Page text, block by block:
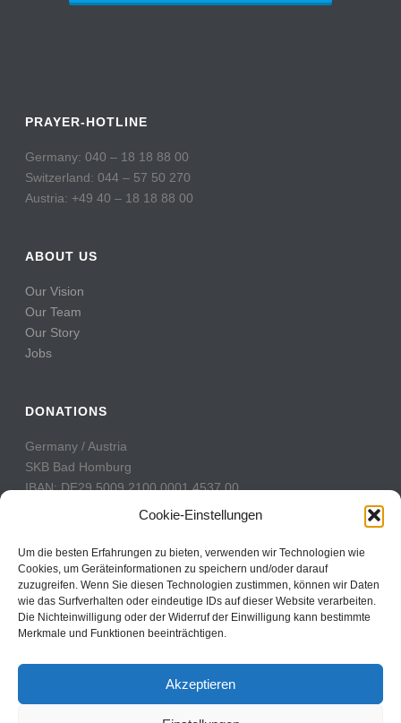
Cookie-Einstellungen
Um die besten Erfahrungen zu bieten, verwenden wir Technologien wie
Cookies, um Geräteinformationen zu speichern und/oder darauf
zuzugreifen. Wenn Sie diesen Technologien zustimmen, können wir Daten
wie das Surfverhalten oder eindeutige IDs auf dieser Website verarbeiten.
Die Nichteinwilligung oder der Widerruf der Einwilligung kann bestimmte
Merkmale und Funktionen beeinträchtigen.
Akzeptieren
PRAYER-HOTLINE
Germany: 040 – 18 18 88 00
Switzerland: 044 – 57 50 270
Austria: +49 40 – 18 18 88 00
ABOUT US
Our Vision
Our Team
Our Story
Jobs
DONATIONS
Germany / Austria
SKB Bad Homburg
IBAN: DE29 5009 2100 0001 4537 00
BIC: GENODE51BH2
Switzerland
PostFinance
Konto: 60-742493-7
IBAN: CH31 0900 0000 6074 2493 7
BIC: POFICHBEXXX